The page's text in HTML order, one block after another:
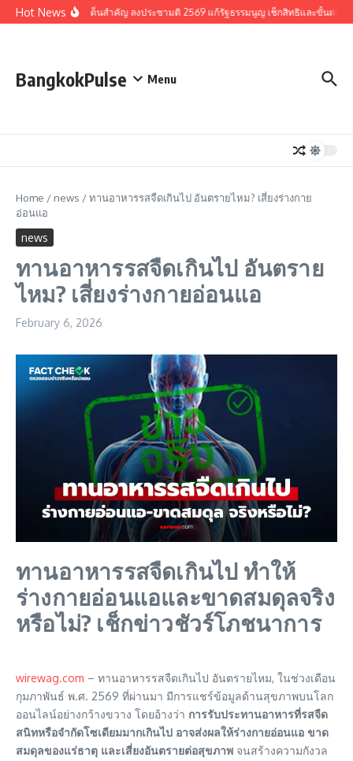
Skip to content
Hot Newsรวมประเด็นสำคัญ ลงประชามติ 2569 แก้รัฐธรรมนูญ เช็กสิทธิและขั้นตอน
BangkokPulse Menu
Home / news /ทานอาหารรสจืดเกินไป อันตรายไหม? เสี่ยงร่างกาย
อ่อนแอ
news
ทานอาหารรสจืดเกินไป อันตราย
ไหม? เสี่ยงร่างกายอ่อนแอ
February 6, 2026
ทานอาหารรสจืดเกินไป ทำให้
ร่างกายอ่อนแอและขาดสมดุลจริง
หรือไม่? เช็กข่าวชัวร์โภชนาการ
wirewag.com – ทานอาหารรสจืดเกินไป อันตรายไหม, ในช่วงเดือน
กุมภาพันธ์ พ.ศ. 2569 ที่ผ่านมา มีการแชร์ข้อมูลด้านสุขภาพบนโลก
ออนไลน์อย่างกว้างขวาง โดยอ้างว่า การรับประทานอาหารที่รสจืด
สนิทหรือจำกัดโซเดียมมากเกินไป อาจส่งผลให้ร่างกายอ่อนแอ ขาด
สมดุลของแร่ธาตุ และเสี่ยงอันตรายต่อสุขภาพ จนสร้างความกังวล